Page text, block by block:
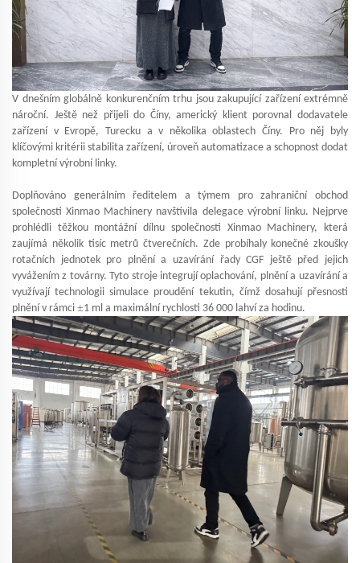
V dnešním globálně konkurenčním trhu jsou zakupující zařízení extrémně
nároční. Ještě než přijeli do Číny, americký klient porovnal dodavatele
zařízení v Evropě, Turecku a v několika oblastech Číny. Pro něj byly
klíčovými kritérii stabilita zařízení, úroveň automatizace a schopnost dodat
kompletní výrobní linky.
Doplňováno generálním ředitelem a týmem pro zahraniční obchod
společnosti Xinmao Machinery navštívila delegace výrobní linku. Nejprve
prohlédli těžkou montážní dílnu společnosti Xinmao Machinery, která
zaujímá několik tisíc metrů čtverečních. Zde probíhaly konečné zkoušky
rotačních jednotek pro plnění a uzavírání řady CGF ještě před jejich
vyvážením z továrny. Tyto stroje integrují oplachování, plnění a uzavírání a
využívají technologii simulace proudění tekutin, čímž dosahují přesnosti
plnění v rámci ±1 ml a maximální rychlosti 36 000 lahví za hodinu.